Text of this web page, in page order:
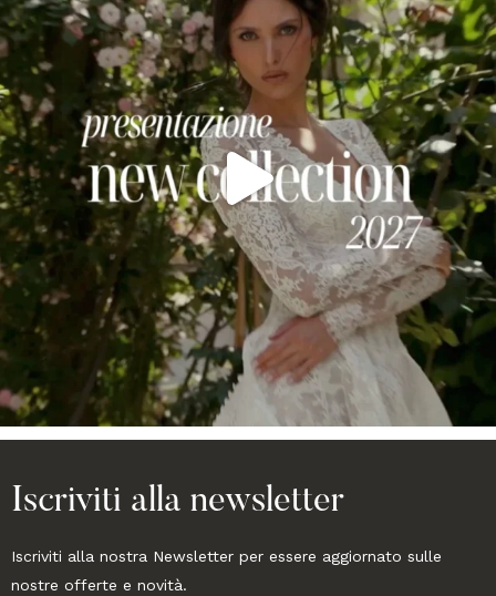
Iscriviti alla newsletter
Iscriviti alla nostra Newsletter per essere aggiornato sulle
nostre offerte e novità.